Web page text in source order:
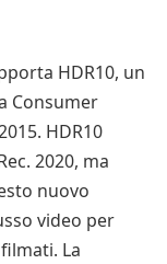
HDR10, un
Consumer
HDR10
2020, ma
nuovo
video per
La